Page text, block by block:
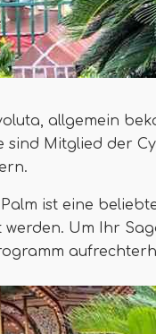
allgemein
sind Mitglied der
ist eine
Um Ihr